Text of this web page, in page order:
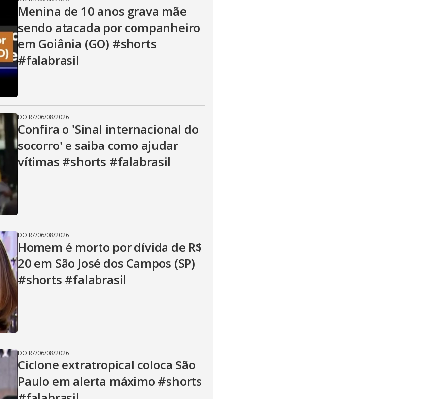
Menina de 10 anos grava mãe
sendo atacada por companheiro
em Goiânia (GO) #shorts
#falabrasil
DO R7/06/08/2026
Confira o 'Sinal internacional do
socorro' e saiba como ajudar
vítimas #shorts #falabrasil
DO R7/06/08/2026
Homem é morto por dívida de R$
20 em São José dos Campos (SP)
#shorts #falabrasil
DO R7/06/08/2026
Ciclone extratropical coloca São
Paulo em alerta máximo #shorts